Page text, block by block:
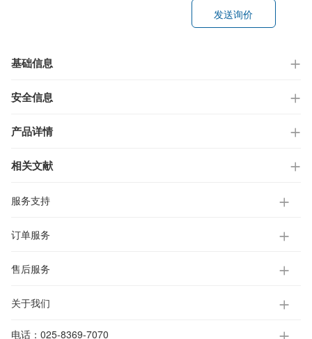
发送询价
基础信息
安全信息
产品详情
相关文献
服务支持
订单服务
售后服务
关于我们
电话： 025-8369-7070